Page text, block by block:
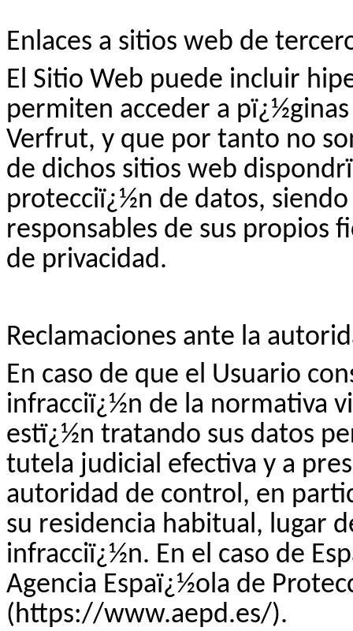
Enlaces a sitios web de
El Sitio Web puede incluir
permiten acceder a
Verfrut, y que por tanto no
de dichos sitios web
protecciï¿½n de datos,
responsables de sus propios
de privacidad.
Reclamaciones ante la
En caso de que el Usuario
infracciï¿½n de la normativa
estï¿½n tratando sus datos
tutela judicial efectiva y a
autoridad de control, en
su residencia habitual, lugar
infracciï¿½n. En el caso de
Agencia Espaï¿½ola de
(https://www.aepd.es/).